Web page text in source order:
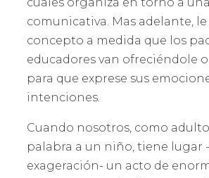
comunicativa. Mas adelante, le
concepto a medida que los
educadores van ofreciéndole
para que exprese sus
intenciones.
Cuando nosotros, como
palabra a un niño, tiene lugar
exageración- un acto de